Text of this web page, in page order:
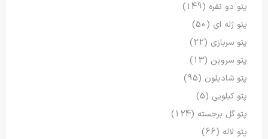
پتو دو نفره (149)
پتو ژله ای (50)
پتو سربازی (22)
پتو سروین (13)
پتو شادیلون (95)
پتو کیلویی (5)
پتو گل برجسته (124)
پتو لاله (66)